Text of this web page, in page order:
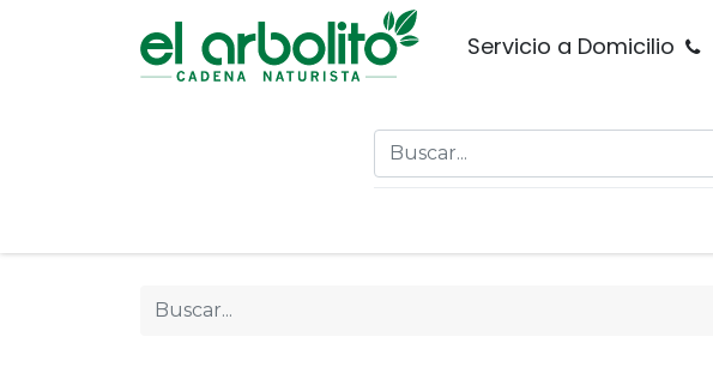
Servicio a Domicilio